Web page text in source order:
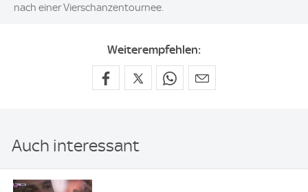
nach einer Vierschanzentournee.
Weiterempfehlen:
Auch interessant